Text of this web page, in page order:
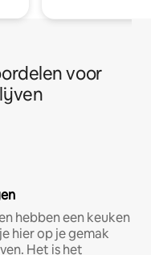
voor
hebben een keuken
hier op je gemak
Het is het